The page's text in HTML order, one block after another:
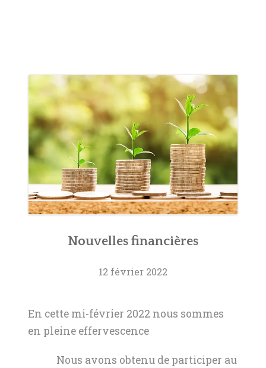
Nouvelles financières
12 février 2022
En cette mi-février 2022 nous sommes
en pleine effervescence
Nous avons obtenu de participer au